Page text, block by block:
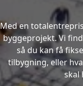
Med en
byggeprojekt. Vi
så du kan få
tilbygning, eller
skal